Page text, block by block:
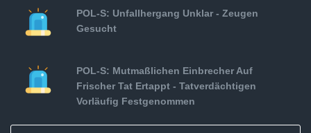
POL-S: Unfallhergang Unklar - Zeugen
Gesucht
POL-S: Mutmaßlichen Einbrecher Auf
Frischer Tat Ertappt - Tatverdächtigen
Vorläufig Festgenommen